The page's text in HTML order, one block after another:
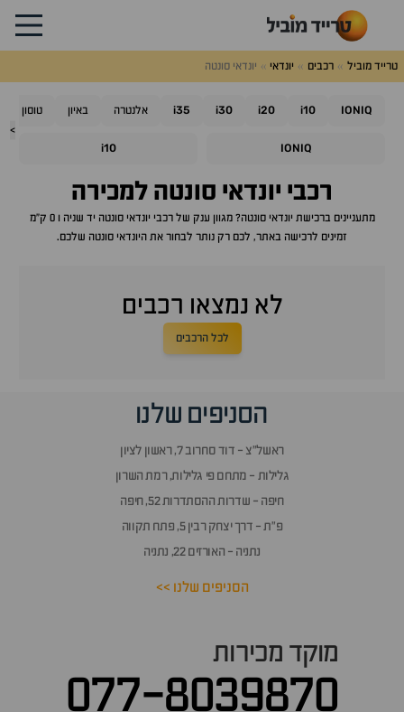
טרייד מוביל רכבים יונדאי יונדאי סונטה
>
IONIQ
i10
i20
i30
i35 אלנטרה באיון טוסון
IONIQ
i10
רכבי יונדאי סונטה למכירה
מתעניינים ברכישת יונדאי סונטה? מגוון ענק של רכבי יונדאי סונטה
יד שניה ו 0 ק"מ
זמינים לרכישה באתר, לכם רק נותר לבחור את היונדאי סונטה שלכם.
לא נמצאו רכבים
לכל הרכבים
הסניפים שלנו
ראשל״צ - דוד סחרוב 7, ראשון לציון
גלילות - מתחם פי גלילות, רמת השרון
חיפה - שדרות ההסתדרות 52, חיפה
פ״ת - דרך יצחק רבין 5, פתח תקווה
נתניה - האורזים 22, נתניה
הסניפים שלנו >>
מוקד מכירות
077-8039870